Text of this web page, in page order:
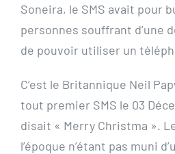
Soneira, le SMS avait pour
personnes souffrant d’une
de pouvoir utiliser un
C’est le Britannique Neil
tout premier SMS le 03
disait « Merry Christma ».
l’époque n’étant pas muni